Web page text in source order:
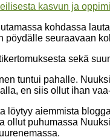
kasvun ja
kohdassa
pöydälle seuraavaan
sekä
tuntui pahalle.
en siis ollut ihan
löytyy aiemmista
ollut puhumassa